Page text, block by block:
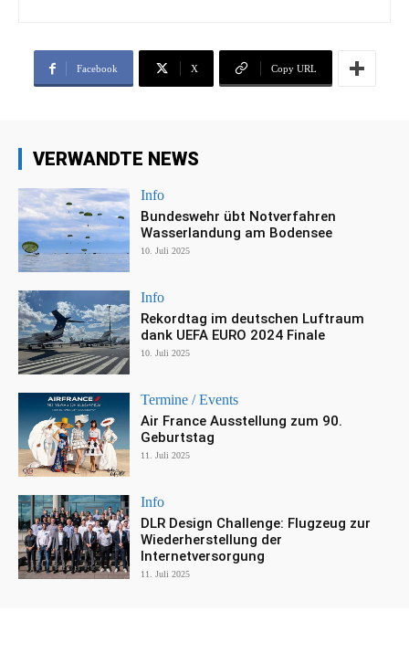
Facebook X Copy URL
VERWANDTE NEWS
Info
Bundeswehr übt Notverfahren
Wasserlandung am Bodensee
10. Juli 2025
Info
Rekordtag im deutschen Luftraum
dank UEFA EURO 2024 Finale
10. Juli 2025
Termine / Events
Air France Ausstellung zum 90.
Geburtstag
11. Juli 2025
Info
DLR Design Challenge: Flugzeug zur
Wiederherstellung der
Internetversorgung
11. Juli 2025